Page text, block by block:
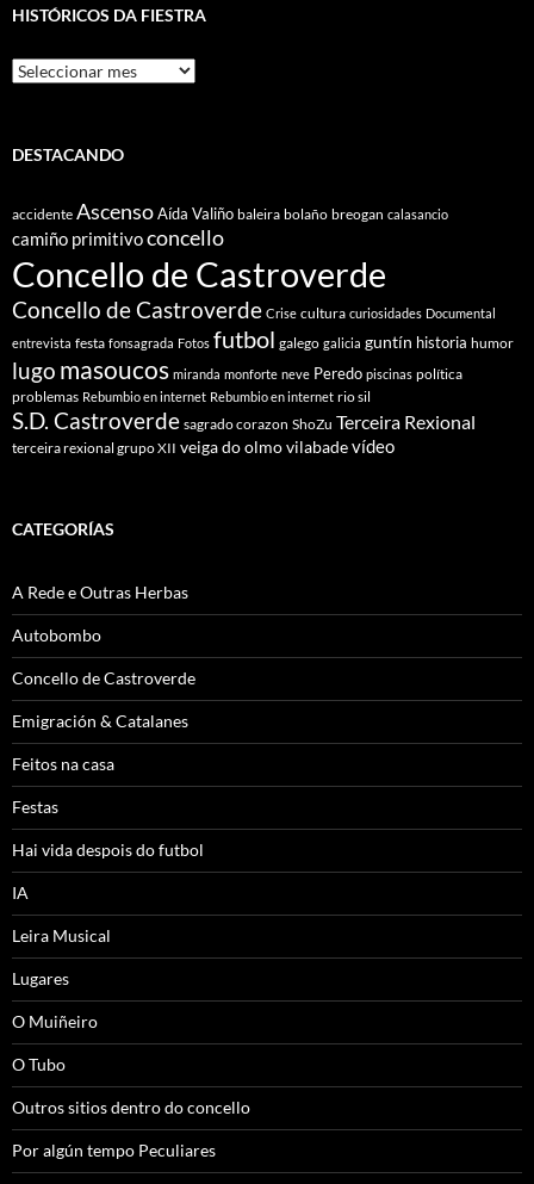
HISTÓRICOS DA FIESTRA
Históricos
Da
DESTACANDO
accidente AscensoAída Valiño baleira bolaño breogan calasancio
camiño primitivoconcello
Concello de Castroverde
Concello de Castroverde Crise cultura curiosidades Documental
entrevista festa fonsagrada Fotos futbol galego galicia guntín historia humor
lugo masoucos miranda monforte neve Peredo piscinas política
problemas Rebumbio en internet Rebumbio en internet rio sil
S.D. Castroverde sagrado corazon ShoZu Terceira Rexional
terceira rexional grupo XII veiga do olmovilabadevídeo
CATEGORÍAS
A Rede e Outras Herbas
Autobombo
Concello de Castroverde
Emigración & Catalanes
Feitos na casa
Festas
Hai vida despois do futbol
IA
Leira Musical
Lugares
O Muiñeiro
O Tubo
Outros sitios dentro do concello
Por algún tempo Peculiares